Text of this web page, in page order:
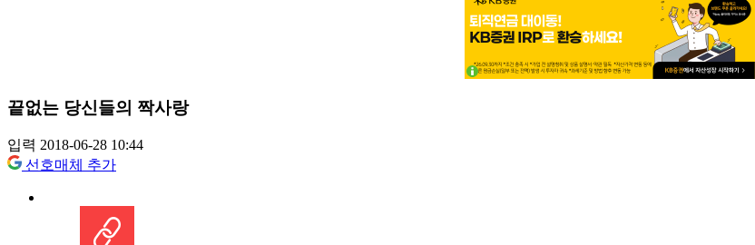
끝없는 당신들의 짝사랑
입력 2018-06-28 10:44
선호매체 추가